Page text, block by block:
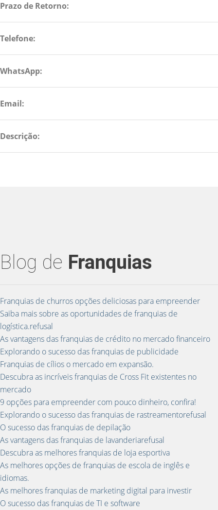
Prazo de Retorno:
Telefone:
WhatsApp:
Email:
Descrição:
Blog de Franquias
Franquias de churros opções deliciosas para empreender
Saiba mais sobre as oportunidades de franquias de
logística.refusal
As vantagens das franquias de crédito no mercado financeiro
Explorando o sucesso das franquias de publicidade
Franquias de cílios o mercado em expansão.
Descubra as incríveis franquias de Cross Fit existentes no
mercado
9 opções para empreender com pouco dinheiro, confira!
Explorando o sucesso das franquias de rastreamentorefusal
O sucesso das franquias de depilação
As vantagens das franquias de lavanderiarefusal
Descubra as melhores franquias de loja esportiva
As melhores opções de franquias de escola de inglês e
idiomas.
As melhores franquias de marketing digital para investir
O sucesso das franquias de TI e software